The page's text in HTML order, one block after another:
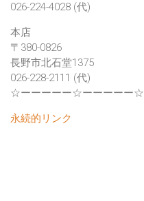
026-224-4028 (代)
本店
〒380-0826
長野市北石堂1375
026-228-2111 (代)
☆ーーーーー☆ーーーーー☆
永続的リンク